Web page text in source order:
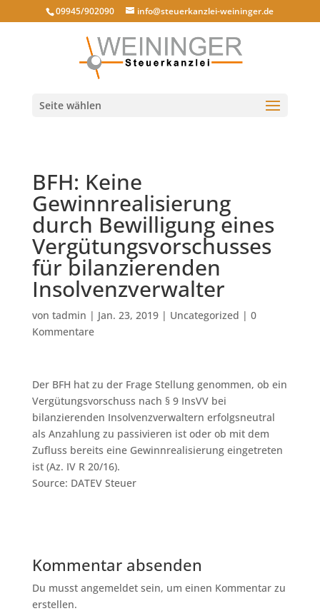
09945/902090 info@steuerkanzlei-weininger.de
Seite wählen
BFH: Keine
Gewinnrealisierung
durch Bewilligung eines
Vergütungsvorschusses
für bilanzierenden
Insolvenzverwalter
von tadmin | Jan. 23, 2019| Uncategorized | 0
Kommentare
Der BFH hat zu der Frage Stellung genommen, ob ein
Vergütungsvorschuss nach § 9 InsVV bei
bilanzierenden Insolvenzverwaltern erfolgsneutral
als Anzahlung zu passivieren ist oder ob mit dem
Zufluss bereits eine Gewinnrealisierung eingetreten
ist (Az. IV R 20/16).
Source: DATEV Steuer
Kommentar absenden
Du musst angemeldet sein, um einen Kommentar zu
erstellen.